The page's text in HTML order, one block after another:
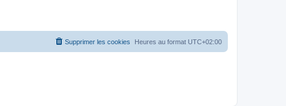
Heures au format UTC+02:00
Supprimer les cookies